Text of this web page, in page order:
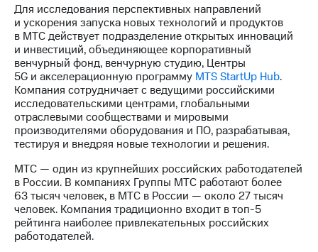
Для исследования перспективных направлений
и ускорения запуска новых технологий и продуктов
в МТС действует подразделение открытых инноваций
и инвестиций, объединяющее корпоративный
венчурный фонд, венчурную студию, Центры
5G и акселерационную программу MTS StartUp Hub.
Компания сотрудничает с ведущими российскими
исследовательскими центрами, глобальными
отраслевыми сообществами и мировыми
производителями оборудования и ПО, разрабатывая,
тестируя и внедряя новые технологии и решения.
МТС — один из крупнейших российских работодателей
в России. В компаниях Группы МТС работают более
63 тысяч человек, в МТС в России — около 27 тысяч
человек. Компания традиционно входит втоп-5
рейтинга наиболее привлекательных российских
работодателей.